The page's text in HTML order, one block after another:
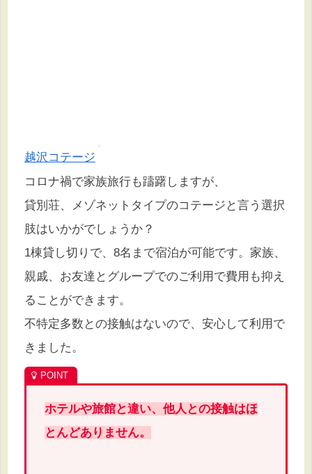
越沢コテージ
コロナ禍で家族旅行も躊躇しますが、
貸別荘、メゾネットタイプのコテージと言う選択
肢はいかがでしょうか？
1棟貸し切りで、8名まで宿泊が可能です。家族、
親戚、お友達とグループでのご利用で費用も抑え
ることができます。
不特定多数との接触はないので、安心して利用で
きました。
ホテルや旅館と違い、他人との接触はほ
とんどありません。